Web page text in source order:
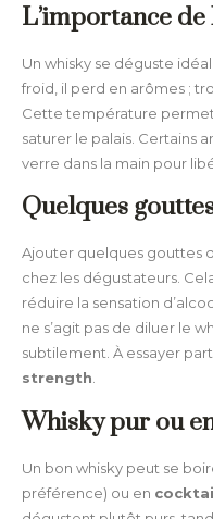
L’importance
Un whisky se déguste
froid, il perd en arômes ;
Cette température
saturer le palais. Certains
verre dans la main pour
Quelques
Ajouter quelques gouttes
chez les dégustateurs.
réduire la sensation
ne s’agit pas de diluer le
subtilement. À essayer
strength
Whisky pur ou
Un bon whisky peut se
préférence) ou en